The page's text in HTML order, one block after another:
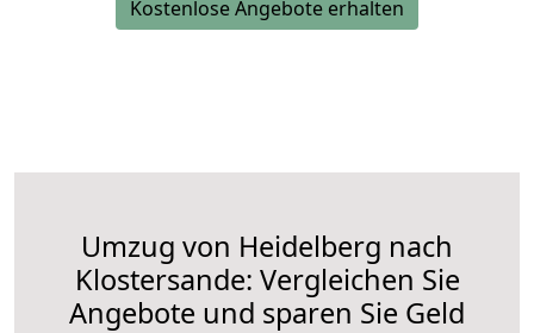
Kostenlose Angebote erhalten
Umzug von Heidelberg nach
Klostersande: Vergleichen Sie
Angebote und sparen Sie Geld